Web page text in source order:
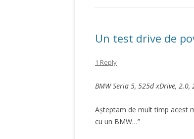
Un test drive de
1 Reply
BMW Seria 5, 525d xDrive, 2.0,
Așteptam de mult timp acest
cu un BMW…”